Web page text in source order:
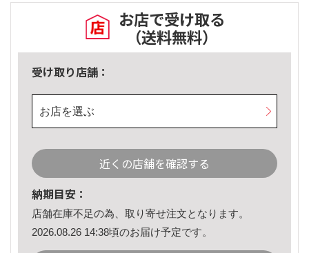
お店で受け取る
（送料無料）
受け取り店舗：
お店を選ぶ
近くの店舗を確認する
納期目安：
店舗在庫不足の為、取り寄せ注文となります。
2026.08.26 14:38頃のお届け予定です。